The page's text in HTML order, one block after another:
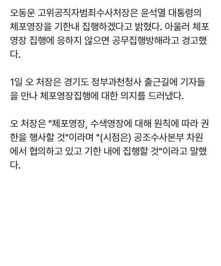
오동운 고위공직자범죄수사처장은 윤석열 대통령의
체포영장을 기한내 집행하겠다고 밝혔다. 아울러 체포
영장 집행에 응하지 않으면 공무집행방해라고 경고했
다.
1일 오 처장은 경기도 정부과천청사 출근길에 기자들
을 만나 체포영장집행에 대한 의지를 드러냈다.
오 처장은 "체포영장, 수색영장에 대해 원칙에 따라 권
한을 행사할 것"이라며 "(시점은) 공조수사본부 차원
에서 협의하고 있고 기한 내에 집행할 것"이라고 말했
다.